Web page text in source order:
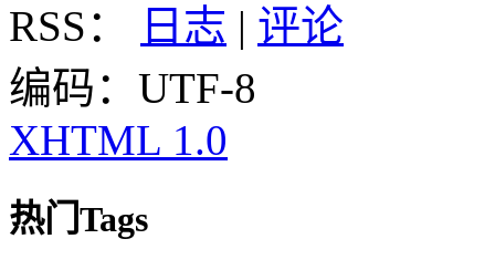
RSS：
日志 | 评论
编码：UTF-8
XHTML 1.0
热门Tags